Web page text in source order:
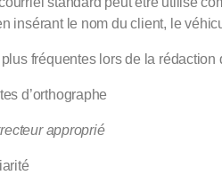
insérant le nom du client, le
fréquentes lors de la
d’orthographe
approprié